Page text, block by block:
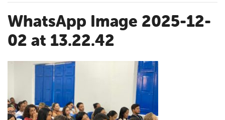
WhatsApp Image 2025-12-
02 at 13.22.42